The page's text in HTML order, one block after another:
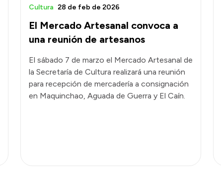
El Mercado Artesanal convoca a
una reunión de artesanos
Cultura 28 de feb de 2026
El sábado 7 de marzo el Mercado Artesanal de
la Secretaría de Cultura realizará una reunión
para recepción de mercadería a consignación
en Maquinchao, Aguada de Guerra y El Caín.